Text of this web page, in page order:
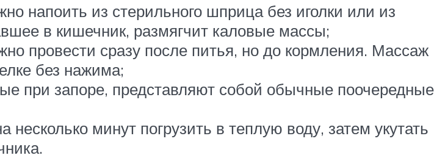
напоить из стерильного шприца без иголки или из
в кишечник, размягчит каловые массы;
провести сразу после питья, но до кормления. Массаж
без нажима;
при запоре, представляют собой обычные поочередные
минут погрузить в теплую воду, затем укутать